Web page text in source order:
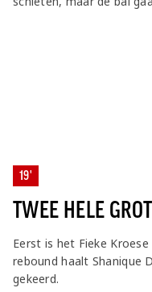
19'
TWEE HELE
Eerst is het Fieke
rebound haalt Shanique
gekeerd.